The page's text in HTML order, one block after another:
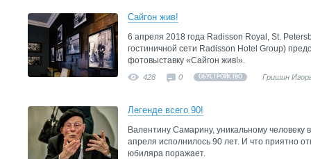
Сайгон жив!
6 апреля 2018 года Radisson Royal, St.
гостиничной сети Radisson Hotel Group)
фотовыставку «Сайгон жив!».
428 0 ОБУСТРОЙСТВО Гришин
Легенде всего 90!
Валентину Самарину, уникальному человеку
апреля исполнилось 90 лет. И что приятно
юбиляра поражает.